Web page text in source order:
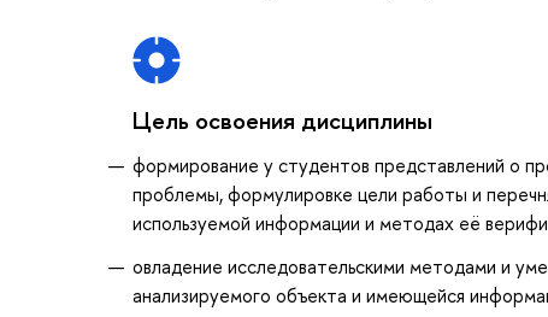
Цель освоения дисциплины
формирование у студентов представлений о
проблемы, формулировке цели работы и
используемой информации и методах её
овладение исследовательскими методами и
анализируемого объекта и имеющейся